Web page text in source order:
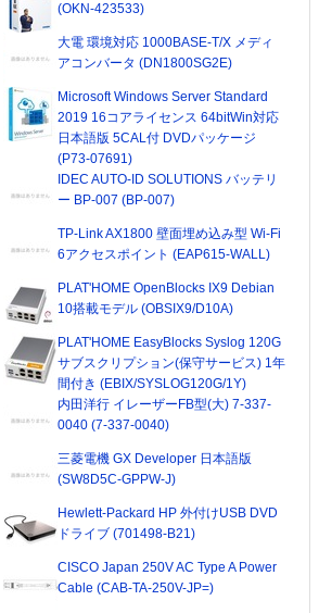
(OKN-423533)
大電 環境対応 1000BASE-T/X メディ
アコンバータ (DN1800SG2E)
Microsoft Windows Server Standard
2019 16コアライセンス 64bitWin対応
日本語版 5CAL付 DVDパッケージ
(P73-07691)
IDEC AUTO-ID SOLUTIONS バッテリ
ー BP-007 (BP-007)
TP-Link AX1800 壁面埋め込み型 Wi-Fi
6アクセスポイント (EAP615-WALL)
PLAT'HOME OpenBlocks IX9 Debian
10搭載モデル (OBSIX9/D10A)
PLAT'HOME EasyBlocks Syslog 120G
サブスクリプション(保守サービス) 1年
間付き (EBIX/SYSLOG120G/1Y)
内田洋行 イレーザーFB型(大) 7-337-
0040 (7-337-0040)
三菱電機 GX Developer 日本語版
(SW8D5C-GPPW-J)
Hewlett-Packard HP 外付けUSB DVD
ドライブ (701498-B21)
CISCO Japan 250V AC Type A Power
Cable (CAB-TA-250V-JP=)